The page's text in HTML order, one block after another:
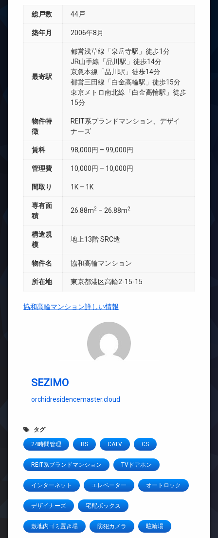
総戸数 44戸
築年月 2006年8月
最寄駅
都営浅草線「泉岳寺駅」徒歩1分
JR山手線「品川駅」徒歩14分
京急本線「品川駅」徒歩14分
都営三田線「白金高輪駅」徒歩15分
東京メトロ南北線「白金高輪駅」徒歩
15分
物件特
徴
REIT系ブランドマンション、デザイ
ナーズ
賃料 98,000円 – 99,000円
管理費 10,000円 – 10,000円
間取り 1K – 1K
専有面
積
26.88m2 – 26.88m2
構造規
模
地上13階 SRC造
物件名 協和高輪マンション
所在地 東京都港区高輪2-15-15
協和高輪マンション詳しい情報
SEZIMO
orchidresidencemaster.cloud
タグ
24時間管理 BS CATV CS
REIT系ブランドマンション TVドアホン
インターネット エレベーター オートロック
デザイナーズ 宅配ボックス
敷地内ゴミ置き場 防犯カメラ 駐輪場